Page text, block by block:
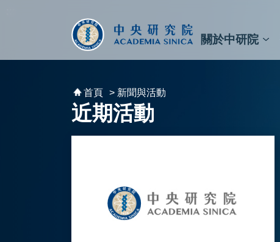
關於中研院
首頁 > 新聞與活動
近期活動